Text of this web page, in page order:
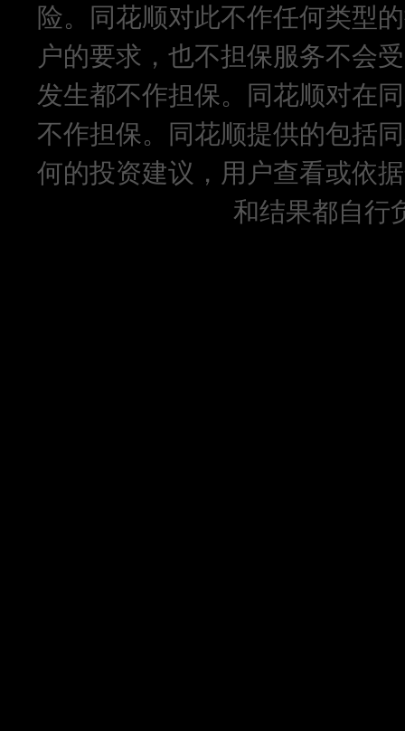
险。同花顺对此不作任何类型
户的要求，也不担保服务不会
发生都不作担保。同花顺对在
不作担保。同花顺提供的包括
何的投资建议，用户查看或依
和结果都自行